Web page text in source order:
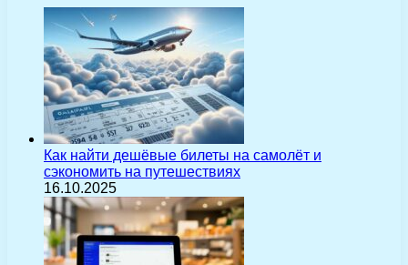
Как найти дешёвые билеты на самолёт и
сэкономить на путешествиях
16.10.2025